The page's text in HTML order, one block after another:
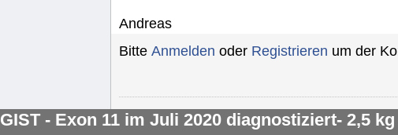
Andreas
Bitte Anmelden oder Registrieren um der
GIST - Exon 11 im Juli 2020 diagnostiziert- 2,5